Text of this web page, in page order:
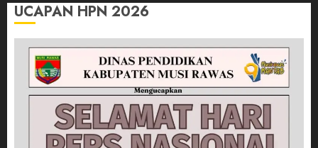
UCAPAN HPN 2026